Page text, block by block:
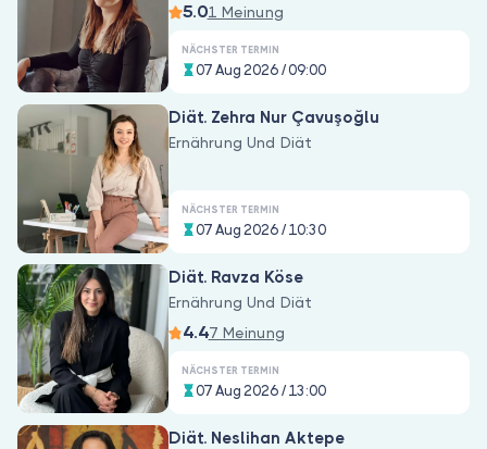
5.01 Meinung
NÄCHSTER TERMIN
07 Aug 2026 / 09:00
Diät. Zehra Nur Çavuşoğlu
Ernährung Und Diät
NÄCHSTER TERMIN
07 Aug 2026 / 10:30
Diät. Ravza Köse
Ernährung Und Diät
4.47 Meinung
NÄCHSTER TERMIN
07 Aug 2026 / 13:00
Diät. Neslihan Aktepe